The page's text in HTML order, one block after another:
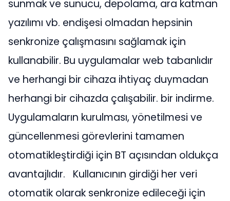
sunmak ve sunucu, depolama, ara katman
yazılımı vb. endişesi olmadan hepsinin
senkronize çalışmasını sağlamak için
kullanabilir. Bu uygulamalar web tabanlıdır
ve herhangi bir cihaza ihtiyaç duymadan
herhangi bir cihazda çalışabilir. bir indirme.
Uygulamaların kurulması, yönetilmesi ve
güncellenmesi görevlerini tamamen
otomatikleştirdiği için BT açısından oldukça
avantajlıdır.
Kullanıcının girdiği her veri
otomatik olarak senkronize edileceği için